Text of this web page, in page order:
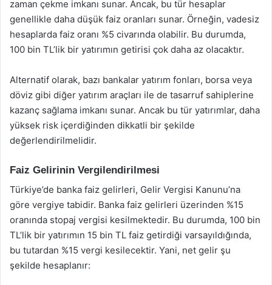
zaman çekme imkanı sunar. Ancak, bu tür hesaplar
genellikle daha düşük faiz oranları sunar. Örneğin, vadesiz
hesaplarda faiz oranı %5 civarında olabilir. Bu durumda,
100 bin TL’lik bir yatırımın getirisi çok daha az olacaktır.
Alternatif olarak, bazı bankalar yatırım fonları, borsa veya
döviz gibi diğer yatırım araçları ile de tasarruf sahiplerine
kazanç sağlama imkanı sunar. Ancak bu tür yatırımlar, daha
yüksek risk içerdiğinden dikkatli bir şekilde
değerlendirilmelidir.
Faiz Gelirinin Vergilendirilmesi
Türkiye’de banka faiz gelirleri, Gelir Vergisi Kanunu’na
göre vergiye tabidir. Banka faiz gelirleri üzerinden %15
oranında stopaj vergisi kesilmektedir. Bu durumda, 100 bin
TL’lik bir yatırımın 15 bin TL faiz getirdiği varsayıldığında,
bu tutardan %15 vergi kesilecektir. Yani, net gelir şu
şekilde hesaplanır: